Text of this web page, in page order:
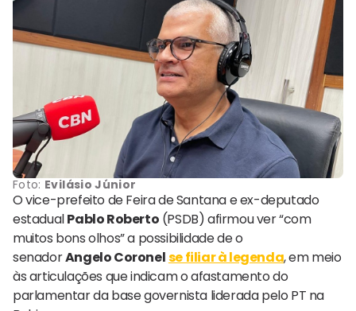
Foto: Evilásio Júnior
O vice-prefeito de Feira de Santana e ex-deputado
estadualPablo Roberto (PSDB) afirmou ver “com
muitos bons olhos” a possibilidade de o
senadorAngelo Coronelse filiar à legenda, em meio
às articulações que indicam o afastamento do
parlamentar da base governista liderada pelo PT na